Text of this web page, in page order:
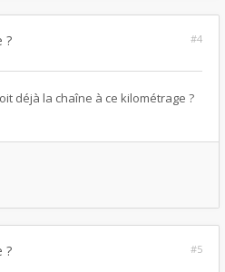
?
#4
déjà la chaîne à ce kilométrage ?
?
#5